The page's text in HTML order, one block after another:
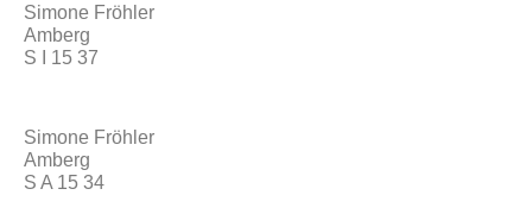
Simone Fröhler
Amberg
S I 15 37
Simone Fröhler
Amberg
S A 15 34